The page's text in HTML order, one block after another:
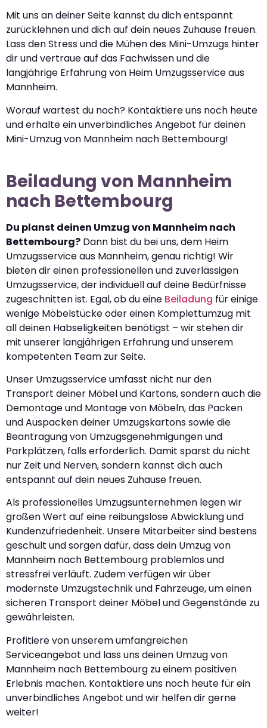
Mit uns an deiner Seite kannst du dich entspannt
zurücklehnen und dich auf dein neues Zuhause freuen.
Lass den Stress und die Mühen des Mini-Umzugs hinter
dir und vertraue auf das Fachwissen und die
langjährige Erfahrung von Heim Umzugsservice aus
Mannheim.
Worauf wartest du noch? Kontaktiere uns noch heute
und erhalte ein unverbindliches Angebot für deinen
Mini-Umzug von Mannheim nach Bettembourg!
Beiladung von Mannheim
nach Bettembourg
Du planst deinen Umzug von Mannheim nach
Bettembourg? Dann bist du bei uns, dem Heim
Umzugsservice aus Mannheim, genau richtig! Wir
bieten dir einen professionellen und zuverlässigen
Umzugsservice, der individuell auf deine Bedürfnisse
zugeschnitten ist. Egal, ob du eine Beiladung für einige
wenige Möbelstücke oder einen Komplettumzug mit
all deinen Habseligkeiten benötigst – wir stehen dir
mit unserer langjährigen Erfahrung und unserem
kompetenten Team zur Seite.
Unser Umzugsservice umfasst nicht nur den
Transport deiner Möbel und Kartons, sondern auch die
Demontage und Montage von Möbeln, das Packen
und Auspacken deiner Umzugskartons sowie die
Beantragung von Umzugsgenehmigungen und
Parkplätzen, falls erforderlich. Damit sparst du nicht
nur Zeit und Nerven, sondern kannst dich auch
entspannt auf dein neues Zuhause freuen.
Als professionelles Umzugsunternehmen legen wir
großen Wert auf eine reibungslose Abwicklung und
Kundenzufriedenheit. Unsere Mitarbeiter sind bestens
geschult und sorgen dafür, dass dein Umzug von
Mannheim nach Bettembourg problemlos und
stressfrei verläuft. Zudem verfügen wir über
modernste Umzugstechnik und Fahrzeuge, um einen
sicheren Transport deiner Möbel und Gegenstände zu
gewährleisten.
Profitiere von unserem umfangreichen
Serviceangebot und lass uns deinen Umzug von
Mannheim nach Bettembourg zu einem positiven
Erlebnis machen. Kontaktiere uns noch heute für ein
unverbindliches Angebot und wir helfen dir gerne
weiter!